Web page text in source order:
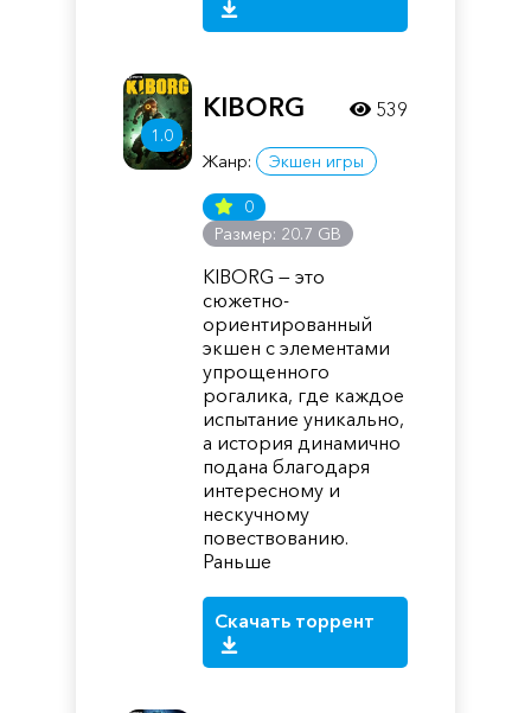
1.0
KIBORG
Жанр: Экшен игры
0
Размер: 20.7 GB
KIBORG — это
сюжетно-
ориентированный
экшен с элементами
упрощенного
рогалика, где каждое
испытание уникально,
а история динамично
подана благодаря
интересному и
нескучному
повествованию.
Раньше
Скачать торрент
539